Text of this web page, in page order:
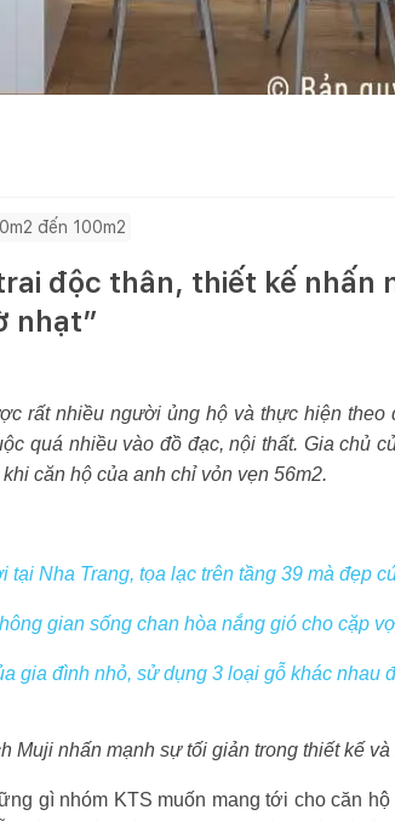
đến 100m2
độc thân, thiết kế nhấn
nhạt”
rất nhiều người ủng hộ và thực hiện theo
quá nhiều vào đồ đạc, nội thất. Gia chủ
căn hộ của anh chỉ vỏn vẹn 56m2.
tại Nha Trang, tọa lạc trên tầng 39 mà đẹp
gian sống chan hòa nắng gió cho cặp
gia đình nhỏ, sử dụng 3 loại gỗ khác nhau
Muji nhấn mạnh sự tối giản trong thiết kế
gì nhóm KTS muốn mang tới cho căn